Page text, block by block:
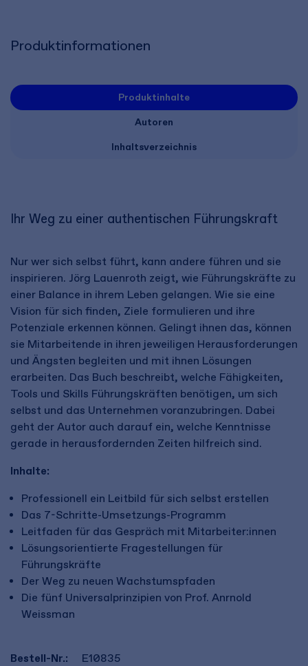
Produktinformationen
Produktinhalte
Autoren
Inhaltsverzeichnis
Ihr Weg zu einer authentischen Führungskraft
Nur wer sich selbst führt, kann andere führen und sie
inspirieren. Jörg Lauenroth zeigt, wie Führungskräfte zu
einer Balance in ihrem Leben gelangen. Wie sie eine
Vision für sich finden, Ziele formulieren und ihre
Potenziale erkennen können. Gelingt ihnen das, können
sie Mitarbeitende in ihren jeweiligen Herausforderungen
und Ängsten begleiten und mit ihnen Lösungen
erarbeiten. Das Buch beschreibt, welche Fähigkeiten,
Tools und Skills Führungskräften benötigen, um sich
selbst und das Unternehmen voranzubringen. Dabei
geht der Autor auch darauf ein, welche Kenntnisse
gerade in herausfordernden Zeiten hilfreich sind.
Inhalte:
Professionell ein Leitbild für sich selbst erstellen
Das 7-Schritte-Umsetzungs-Programm
Leitfaden für das Gespräch mit Mitarbeiter:innen
Lösungsorientierte Fragestellungen für
Führungskräfte
Der Weg zu neuen Wachstumspfaden
Die fünf Universalprinzipien von Prof. Anrnold
Weissman
Bestell-Nr.:
E10835